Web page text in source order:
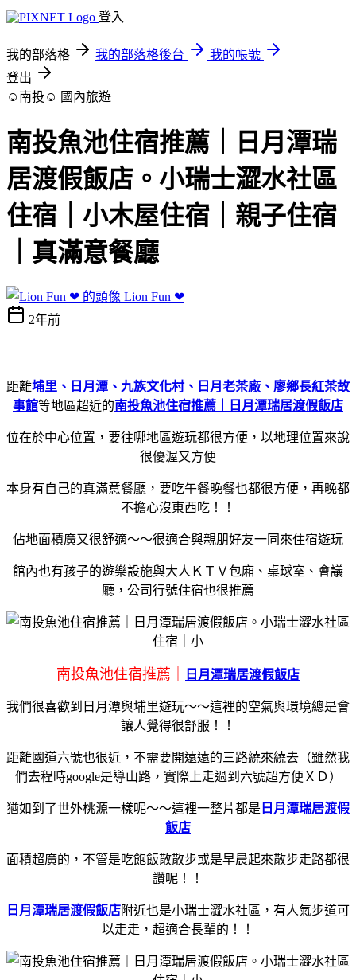
登入
我的部落格 我的部落格後台
我的帳號
登出
☺南投☺ 國內旅遊
南投魚池住宿推薦｜日月潭瑞
居渡假飯店。小瑞士澀水社區
住宿｜小木屋住宿｜親子住宿
｜真滿意餐廳
Lion Fun ❤
2年前
距離埔里、日月潭、九族文化村、日月老茶廠、廖鄉長紅茶故
事館等地區超近的南投魚池住宿推薦｜日月潭瑞居渡假飯店
位在於中心位置，要往哪地區遊玩都很方便，以地理位置來說
很優渥又方便
本身有自己的真滿意餐廳，要吃午餐晚餐也都很方便，再晚都
不擔心沒東西吃！！
佔地面積廣又很舒適～～很適合與親朋好友一同來住宿遊玩
館內也有孩子的遊樂設施與大人ＫＴＶ包廂、桌球室、會議
廳，公司行號住宿也很推薦
南投魚池住宿推薦｜ 日月潭瑞居渡假飯店
我們很喜歡到日月潭與埔里遊玩～～這裡的空氣與環境總是會
讓人覺得很舒服！！
距離國道六號也很近，不需要開遠遠的三路繞來繞去（雖然我
們去程時google是導山路，實際上走過到六號超方便ＸＤ）
猶如到了世外桃源一樣呢～～這裡一整片都是 日月潭瑞居渡假
飯店
面積超廣的，不管是吃飽飯散散步或是早晨起來散步走路都很
讚呢！！
日月潭瑞居渡假飯店附近也是小瑞士澀水社區，有人氣步道可
以走走，超適合長輩的！！